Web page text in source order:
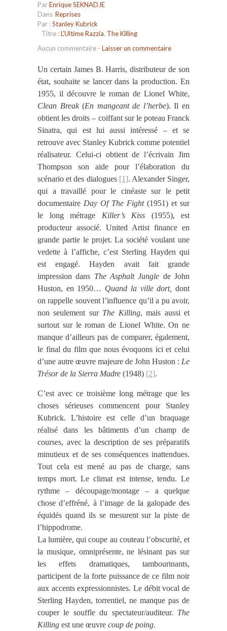
ParEnrique SEKNADJE
Dans Reprises
Par :Stanley Kubrick
Titre :L’Ultime Razzia, The Killing
Aucun commentaire - Laisser un commentaire
Un certain James B. Harris, distributeur de son
état, souhaite se lancer dans la production. En
1955, il découvre le roman de Lionel White,
Clean Break(En mangeant de l’herbe). Il en
obtient les droits – coiffant sur le poteau Franck
Sinatra, qui est lui aussi intéressé – et se
retrouve avec Stanley Kubrick comme potentiel
réalisateur. Celui-ci obtient de l’écrivain Jim
Thompson son aide pour l’élaboration du
scénario et des dialogues [1]. Alexander Singer,
qui a travaillé pour le cinéaste sur le petit
documentaire Day Of The Fight(1951) et sur
le long métrage Killer’s Kiss (1955), est
producteur associé. United Artist finance en
grande partie le projet. La société voulant une
vedette à l’affiche, c’est Sterling Hayden qui
est engagé. Hayden avait fait grande
impression dans The Asphalt Jungle de John
Huston, en 1950… Quand la ville dort, dont
on rappelle souvent l’influence qu’il a pu avoir,
non seulement sur The Killing, mais aussi et
surtout sur le roman de Lionel White. On ne
manque d’ailleurs pas de comparer, également,
le final du film que nous évoquons ici et celui
d’une autre œuvre majeure de John Huston : Le
Trésor de la Sierra Madre (1948) [2].
C’est avec ce troisième long métrage que les
choses sérieuses commencent pour Stanley
Kubrick. L’histoire est celle d’un braquage
réalisé dans les bâtiments d’un champ de
courses, avec la description de ses préparatifs
minutieux et de ses conséquences inattendues.
Tout cela est mené au pas de charge, sans
temps mort. Le climat est intense, tendu. Le
rythme – découpage/montage – a quelque
chose d’effréné, à l’image de la galopade des
équidés quand ils se mesurent sur la piste de
l’hippodrome.
La lumière, qui coupe au couteau l’obscurité, et
la musique, omniprésente, ne lésinant pas sur
les effets dramatiques, tambourinants,
participent de la forte puissance de ce film noir
aux accents expressionnistes. Le débit vocal de
Sterling Hayden, torrentiel, ne manque pas de
couper le souffle du spectateur/auditeur. The
Killing est une œuvre coup de poing.